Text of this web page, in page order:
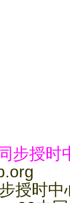
步授时
授时